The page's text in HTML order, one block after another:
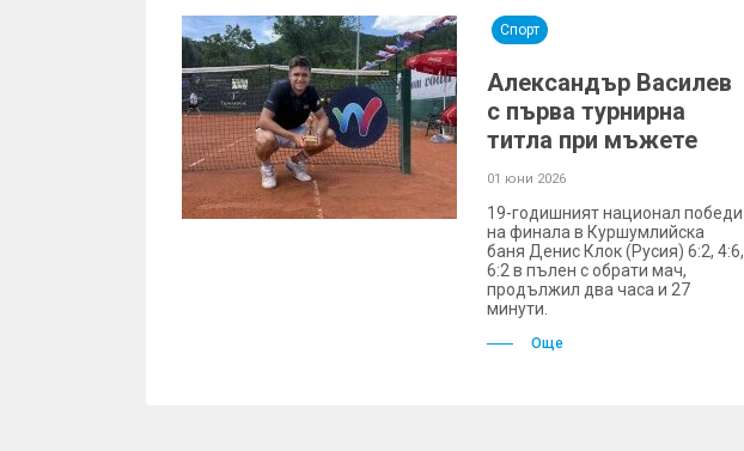
Спорт
Александър Василев
с първа турнирна
титла при мъжете
01 юни 2026
19-годишният национал победи
на финала в Куршумлийска
баня Денис Клок (Русия) 6:2, 4:6,
6:2 в пълен с обрати мач,
продължил два часа и 27
минути.
Още